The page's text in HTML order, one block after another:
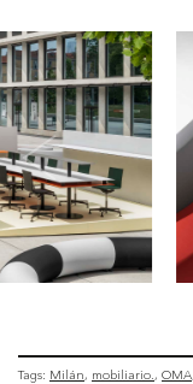
Tags: Milán mobiliario. OMA